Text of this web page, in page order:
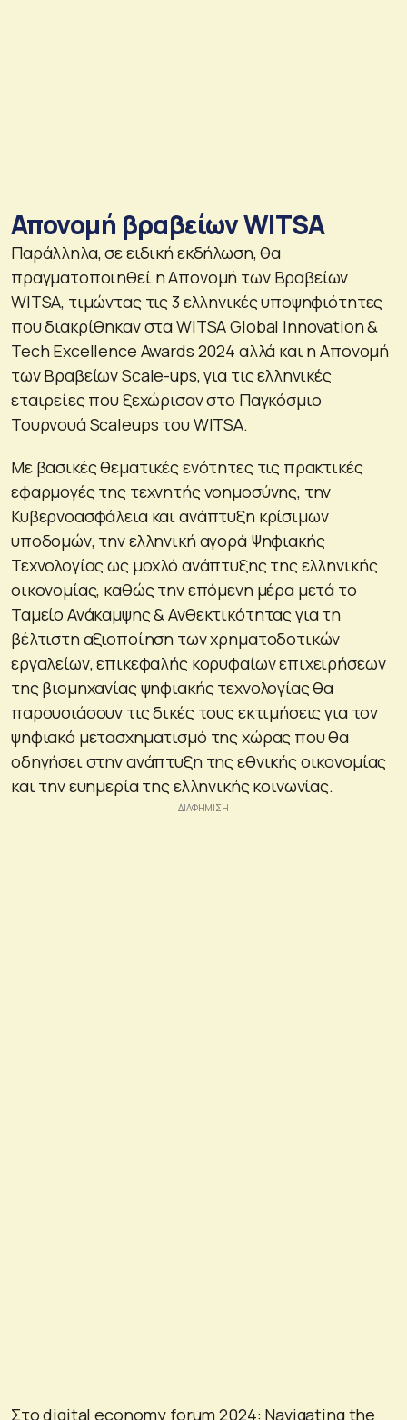
Απονομή βραβείων WITSA
Παράλληλα, σε ειδική εκδήλωση, θα
πραγματοποιηθεί η Απονομή των Βραβείων
WITSA, τιμώντας τις 3 ελληνικές υποψηφιότητες
που διακρίθηκαν στα WITSA Global Innovation &
Tech Excellence Awards 2024 αλλά και η Απονομή
των Βραβείων Scale-ups, για τις ελληνικές
εταιρείες που ξεχώρισαν στο Παγκόσμιο
Τουρνουά Scaleups του WITSA.
Με βασικές θεματικές ενότητες τις πρακτικές
εφαρμογές της τεχνητής νοημοσύνης, την
Κυβερνοασφάλεια και ανάπτυξη κρίσιμων
υποδομών, την ελληνική αγορά Ψηφιακής
Τεχνολογίας ως μοχλό ανάπτυξης της ελληνικής
οικονομίας, καθώς την επόμενη μέρα μετά το
Ταμείο Ανάκαμψης & Ανθεκτικότητας για τη
βέλτιστη αξιοποίηση των χρηματοδοτικών
εργαλείων, επικεφαλής κορυφαίων επιχειρήσεων
της βιομηχανίας ψηφιακής τεχνολογίας θα
παρουσιάσουν τις δικές τους εκτιμήσεις για τον
ψηφιακό μετασχηματισμό της χώρας που θα
οδηγήσει στην ανάπτυξη της εθνικής οικονομίας
και την ευημερία της ελληνικής κοινωνίας.
Στο digital economy forum 2024: Navigating the